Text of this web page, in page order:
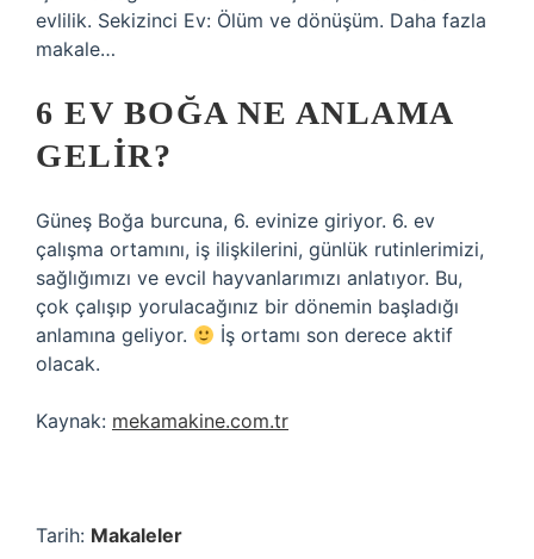
evlilik. Sekizinci Ev: Ölüm ve dönüşüm. Daha fazla
makale…
6 EV BOĞA NE ANLAMA
GELIR?
Güneş Boğa burcuna, 6. evinize giriyor. 6. ev
çalışma ortamını, iş ilişkilerini, günlük rutinlerimizi,
sağlığımızı ve evcil hayvanlarımızı anlatıyor. Bu,
çok çalışıp yorulacağınız bir dönemin başladığı
anlamına geliyor.
İş ortamı son derece aktif
olacak.
Kaynak: mekamakine.com.tr
Tarih: Makaleler